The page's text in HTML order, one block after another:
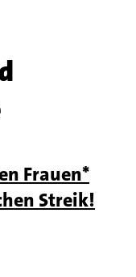
Frauen*
Streik!